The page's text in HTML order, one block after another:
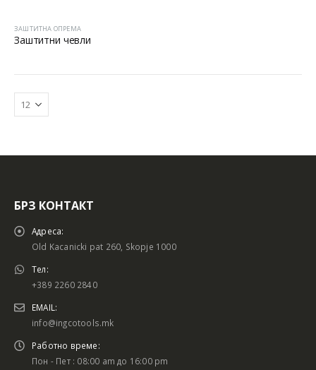
ЗАШТИТНА ОПРЕМА
Заштитни чевли
БРЗ КОНТАКТ
Адреса:
Old Kacanicki pat 260, Skopje 1000
Тел:
+389 2260 2840
EMAIL:
info@ingcotools.mk
Работно време:
Пон - Пет : 08:00 am до 16:00 pm